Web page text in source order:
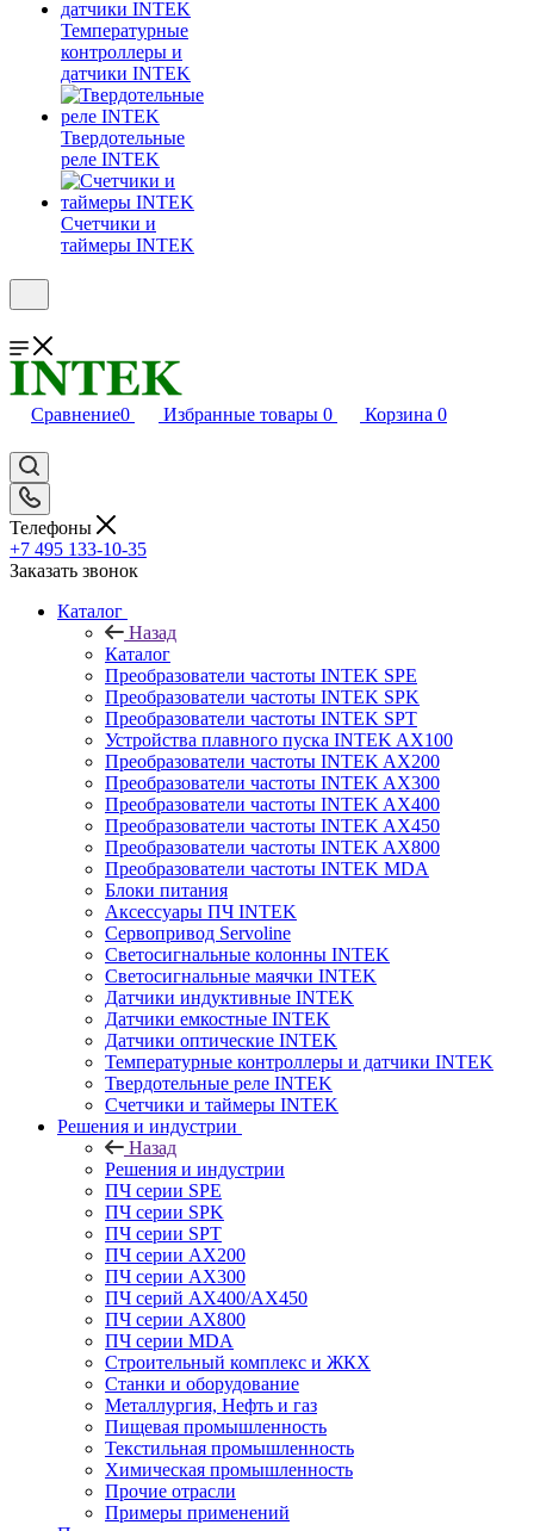
Температурные
контроллеры и
датчики INTEK
Твердотельные
реле INTEK
Счетчики и
таймеры INTEK
Сравнение0 Избранные товары 0 Корзина 0
Телефоны
+7 495 133-10-35
Заказать звонок
Каталог
Назад
Каталог
Преобразователи частоты INTEK SPE
Преобразователи частоты INTEK SPK
Преобразователи частоты INTEK SPT
Устройства плавного пуска INTEK AX100
Преобразователи частоты INTEK AX200
Преобразователи частоты INTEK AX300
Преобразователи частоты INTEK AX400
Преобразователи частоты INTEK AX450
Преобразователи частоты INTEK AX800
Преобразователи частоты INTEK MDA
Блоки питания
Аксессуары ПЧ INTEK
Сервопривод Servoline
Светосигнальные колонны INTEK
Светосигнальные маячки INTEK
Датчики индуктивные INTEK
Датчики емкостные INTEK
Датчики оптические INTEK
Температурные контроллеры и датчики INTEK
Твердотельные реле INTEK
Счетчики и таймеры INTEK
Решения и индустрии
Назад
Решения и индустрии
ПЧ серии SPE
ПЧ серии SPK
ПЧ серии SPT
ПЧ серии AX200
ПЧ серии AX300
ПЧ серий AX400/AX450
ПЧ серии AX800
ПЧ серии MDA
Строительный комплекс и ЖКХ
Станки и оборудование
Металлургия, Нефть и газ
Пищевая промышленность
Текстильная промышленность
Химическая промышленность
Прочие отрасли
Примеры применений